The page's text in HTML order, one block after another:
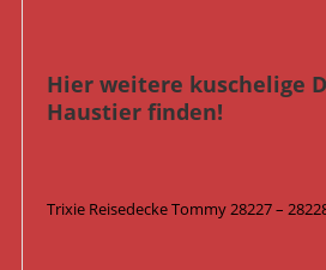
Hier weitere kuschelige
Haustier finden!
Trixie Reisedecke Tommy 28227 –